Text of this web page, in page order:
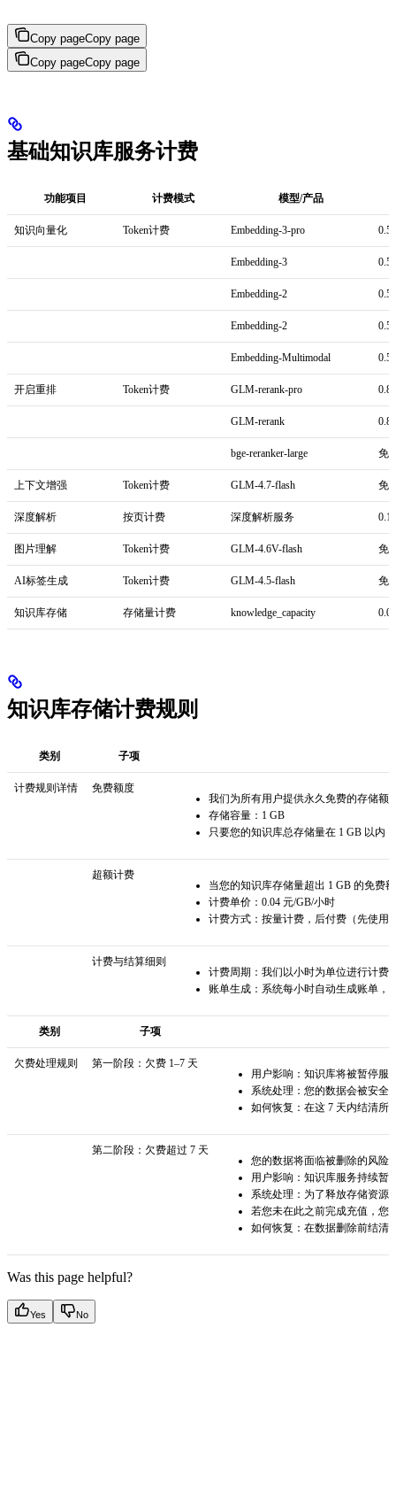
Copy pageCopy page
Copy pageCopy page
基础知识库服务计费
功能项目 计费模式 模型/产品
知识向量化 Token计费 Embedding-3-pro 0.5
Embedding-3 0.5
Embedding-2 0.5
Embedding-2 0.5
Embedding-Multimodal 0.5
开启重排 Token计费 GLM-rerank-pro 0.8
GLM-rerank 0.8
bge-reranker-large 免
上下文增强 Token计费 GLM-4.7-flash 免
深度解析 按页计费 深度解析服务
图片理解 Token计费 GLM-4.6V-flash 免
AI标签生成 Token计费 GLM-4.5-flash 免
知识库存储 存储量计费 knowledge_capacity
知识库存储计费规则
类别 子项
计费规则详情
免费额度
我们为所有用户提供永久免费的存储额
存储容量：1 GB
只要您的知识库总存储量在 1 GB 以内
超额计费
当您的知识库存储量超出 1 GB 的免费
计费单价：0.04 元/GB/小时
计费方式：按量计费，后付费（先使用
计费与结算细则
计费周期：我们以小时为单位进行计费
账单生成：系统每小时自动生成账单，
类别 子项
欠费处理规则
第一阶段：欠费 1–7 天
用户影响：知识库将被暂停服
系统处理：您的数据会被安全
如何恢复：在这 7 天内结清所
第二阶段：欠费超过 7 天
您的数据将面临被删除的风险
用户影响：知识库服务持续暂
系统处理：为了释放存储资源
若您未在此之前完成充值，您
如何恢复：在数据删除前结清
Was this page helpful?
Yes No